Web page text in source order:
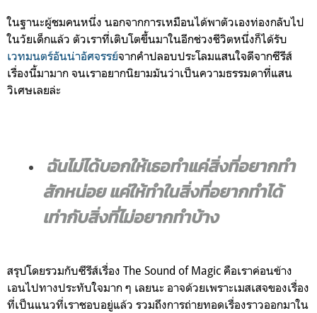
ในฐานะผู้ชมคนหนึ่ง นอกจากการเหมือนได้พาตัวเองท่องกลับไป
ในวัยเด็กแล้ว ตัวเราที่เติบโตขึ้นมาในอีกช่วงชีวิตหนึ่งก็ได้รับ
เวทมนตร์อันน่าอัศจรรย์จากคำปลอบประโลมแสนใจดีจากซีรีส์
เรื่องนี้มามาก จนเราอยากนิยามมันว่าเป็นความธรรมดาที่แสน
วิเศษเลยล่ะ
ฉันไม่ได้บอกให้เธอทำแค่สิ่งที่อยากทำ
สักหน่อย แค่ให้ทำในสิ่งที่อยากทำได้
เท่ากับสิ่งที่ไม่อยากทำบ้าง
สรุปโดยรวมกับซีรีส์เรื่อง The Sound of Magic คือเราค่อนข้าง
เอนไปทางประทับใจมาก ๆ เลยนะ อาจด้วยเพราะเมสเสจของเรื่อง
ที่เป็นแนวที่เราชอบอยู่แล้ว รวมถึงการถ่ายทอดเรื่องราวออกมาใน